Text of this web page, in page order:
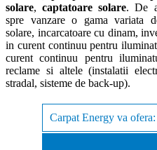
solare,captatoare solare. De
spre vanzare o gama variata
solare, incarcatoare cu dinam,
in curent continuu pentru
curent continuu pentru
reclame si altele (instalatii
stradal, sisteme de back-up).
Carpat Energy va ofera: